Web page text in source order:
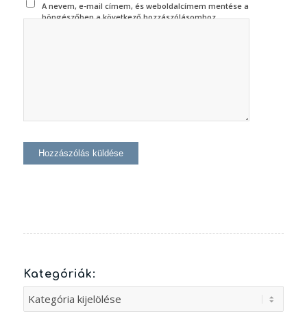
A nevem, e-mail címem, és weboldalcímem mentése a
böngészőben a következő hozzászólásomhoz.
Kategóriák:
Kategóriák: